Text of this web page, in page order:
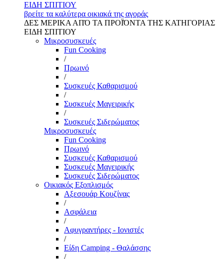
ΕΙΔΗ ΣΠΙΤΙΟΥ
βρείτε τα καλύτερα οικιακά της αγοράς
ΔΕΣ ΜΕΡΙΚΑ ΑΠΌ ΤΑ ΠΡΟΪΌΝΤΑ ΤΗΣ ΚΑΤΗΓΟΡΙΑΣ
ΕΙΔΗ ΣΠΙΤΙΟΥ
Μικροσυσκευές
Fun Cooking
/
Πρωινό
/
Συσκευές Καθαρισμού
/
Συσκευές Μαγειρικής
/
Συσκευές Σιδερώματος
Μικροσυσκευές
Fun Cooking
Πρωινό
Συσκευές Καθαρισμού
Συσκευές Μαγειρικής
Συσκευές Σιδερώματος
Οικιακός Εξοπλισμός
Αξεσουάρ Κουζίνας
/
Ασφάλεια
/
Αφυγραντήρες - Ιονιστές
/
Είδη Camping - Θαλάσσης
/